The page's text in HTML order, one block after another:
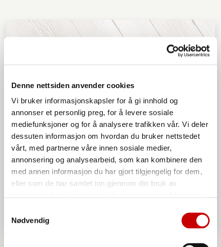
Denne nettsiden anvender cookies
Vi bruker informasjonskapsler for å gi innhold og
annonser et personlig preg, for å levere sosiale
mediefunksjoner og for å analysere trafikken vår. Vi deler
dessuten informasjon om hvordan du bruker nettstedet
vårt, med partnerne våre innen sosiale medier,
annonsering og analysearbeid, som kan kombinere den
med annen informasjon du har gjort tilgjengelig for dem,
eller som de har samlet inn gjennom din bruk av
Nødvendig
Grovbrød med havre, glutenfri